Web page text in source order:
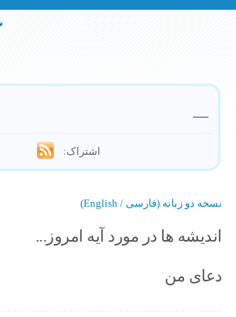
—
اشتراک:
نسخه دو زبانه (فارسی / English)
اندیشه ها در مورد آیه امروز...
دعای من